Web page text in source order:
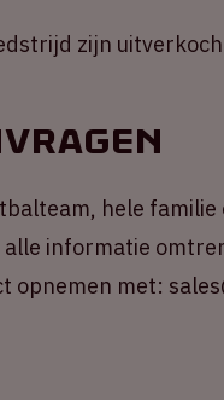
zijn
hele
informatie
opnemen met: